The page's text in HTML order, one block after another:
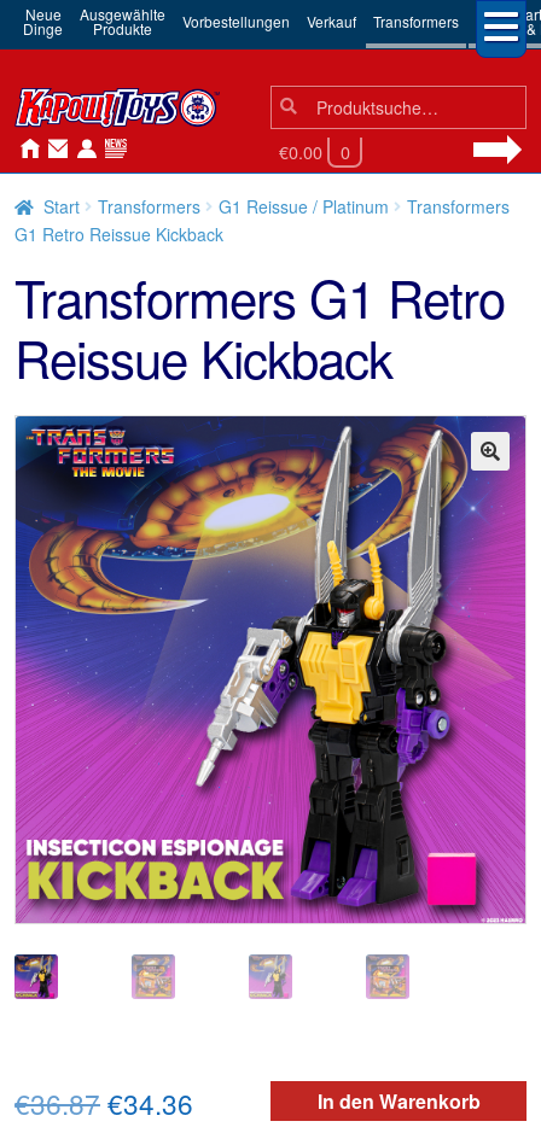
Neue
Dinge
Ausgewählte
Produkte Vorbestellungen Verkauf Transformers 3rd
Robots
Suchen
nach:
Suche
€0.00 0
Start Transformers G1 Reissue / Platinum
Transformers
G1 Retro Reissue Kickback
Transformers G1 Retro
Reissue Kickback
🔍
In den Warenkorb
€36.87Ursprünglicher
€34.36